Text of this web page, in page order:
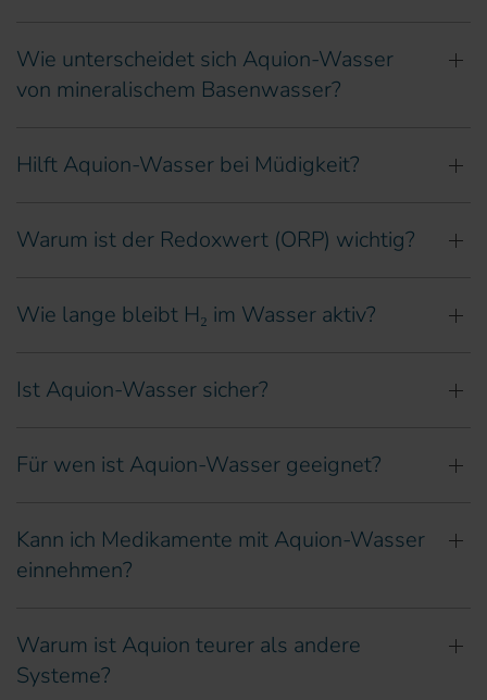
Wie unterscheidet sich Aquion-Wasser
von mineralischem Basenwasser?
Hilft Aquion-Wasser bei Müdigkeit?
Warum ist der Redoxwert (ORP) wichtig?
Wie lange bleibt H₂ im Wasser aktiv?
Ist Aquion-Wasser sicher?
Für wen ist Aquion-Wasser geeignet?
Kann ich Medikamente mit Aquion-Wasser
einnehmen?
Warum ist Aquion teurer als andere
Systeme?